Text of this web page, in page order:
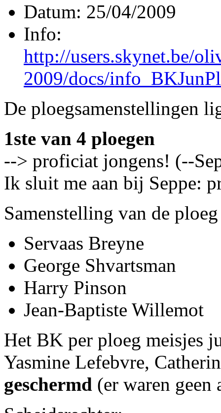
Datum: 25/04/2009
Info:
http://users.skynet.be/
2009/docs/
De ploegsamenstellingen
1ste van 4 ploegen
--> proficiat jongens! (--
Ik sluit me aan bij Seppe:
Samenstelling van de
Servaas Breyne
George Shvartsman
Harry Pinson
Jean-Baptiste Willemot
Het BK per ploeg meisjes
Yasmine Lefebvre,
geschermd (er waren